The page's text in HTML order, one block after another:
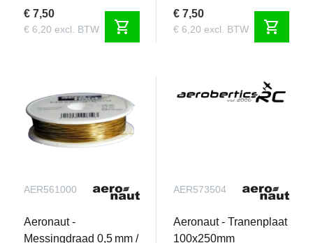
€ 7,50
€ 6,20 excl. BTW shopping_cart
€ 7,50
€ 6,20 excl. BTW shopping_cart
AER561000
Aeronaut -
Messingdraad 0,5 mm /
AER573504
Aeronaut - Tranenplaat
100x250mm